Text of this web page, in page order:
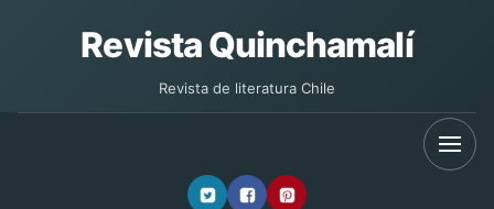
Revista Quinchamalí
Revista de literatura Chile